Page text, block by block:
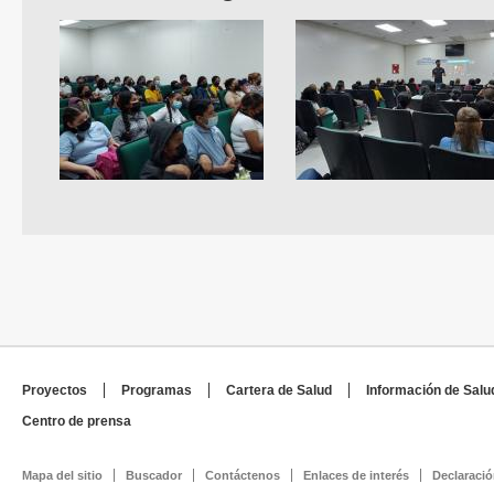
Proyectos Programas Cartera de Salud
Información de
Centro de prensa
Mapa del sitio Buscador Contáctenos Enlaces de interés